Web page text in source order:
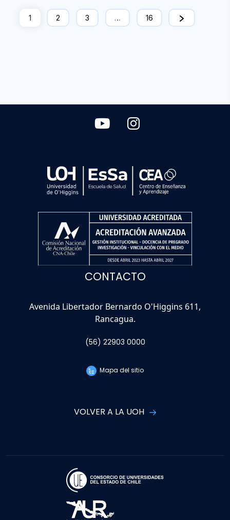
1 2 3 … 16
CONTACTO
Avenida Libertador Bernardo O'Higgins 611,
Rancagua.
(56) 22903 0000
Mapa del sitio
VOLVER A LA UOH